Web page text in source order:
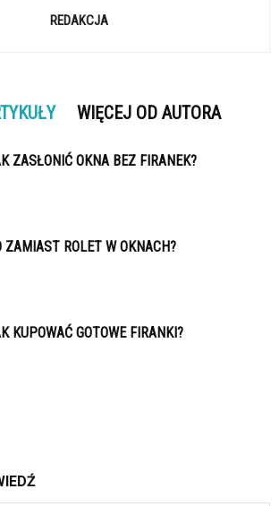
REDAKCJA
WIĘCEJ OD AUTORA
ZASŁONIĆ OKNA BEZ FIRANEK?
ZAMIAST ROLET W OKNACH?
KUPOWAĆ GOTOWE FIRANKI?